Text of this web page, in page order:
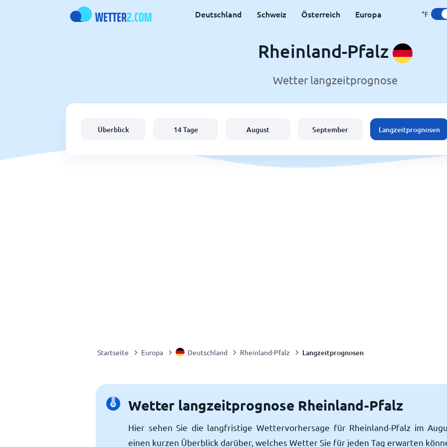
Deutschland Schweiz Österreich Europa °F
Rheinland-Pfalz
Wetter langzeitprognose
Überblick 14 Tage August September Langzeitprognosen
Startseite Europa Deutschland Rheinland-Pfalz Langzeitprognosen
Wetter langzeitprognose Rheinland-Pfalz
Hier sehen Sie die langfristige Wettervorhersage für Rheinland-Pfalz im
einen kurzen Überblick darüber, welches Wetter Sie für jeden Tag erwarten